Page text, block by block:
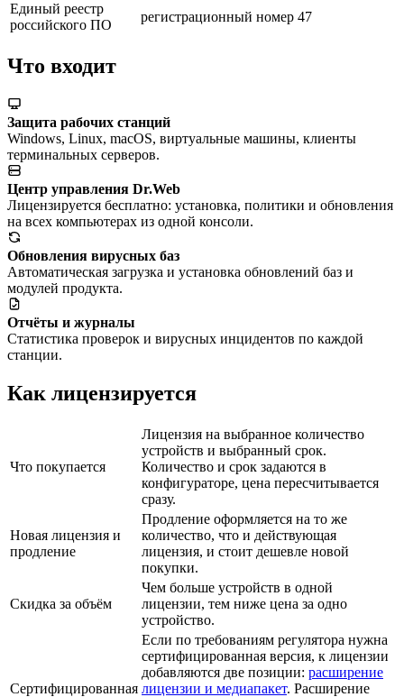
Единый реестр
российского ПО
регистрационный номер 47
Что входит
Защита рабочих станций
Windows, Linux, macOS, виртуальные машины, клиенты
терминальных серверов.
Центр управления Dr.Web
Лицензируется бесплатно: установка, политики и обновления
на всех компьютерах из одной консоли.
Обновления вирусных баз
Автоматическая загрузка и установка обновлений баз и
модулей продукта.
Отчёты и журналы
Статистика проверок и вирусных инцидентов по каждой
станции.
Как лицензируется
Что покупается
Лицензия на выбранное количество
устройств и выбранный срок.
Количество и срок задаются в
конфигураторе, цена пересчитывается
сразу.
Новая лицензия и
продление
Продление оформляется на то же
количество, что и действующая
лицензия, и стоит дешевле новой
покупки.
Скидка за объём
Чем больше устройств в одной
лицензии, тем ниже цена за одно
устройство.
Сертифицированная
Если по требованиям регулятора нужна
сертифицированная версия, к лицензии
добавляются две позиции: расширение
лицензии и медиапакет. Расширение